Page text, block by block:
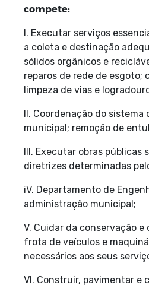
compete:
I. Executar serviços
a coleta e destinação
sólidos orgânicos e
reparos de rede de esgoto;
limpeza de vias e
II. Coordenação do sistema
municipal; remoção de
III. Executar obras públicas
diretrizes determinadas
iV. Departamento de
administração municipal;
V. Cuidar da conservação
frota de veículos e
necessários aos seus
VI. Construir, pavimentar e